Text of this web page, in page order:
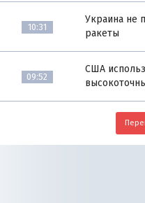
10:31
Украина не
ракеты
09:52
США